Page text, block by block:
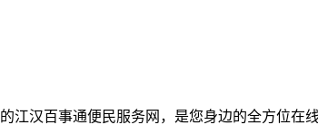
江汉百事通便民服务网，是您身边的全方位在